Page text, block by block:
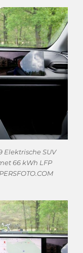
Elektrische SUV
66 kWh LFP